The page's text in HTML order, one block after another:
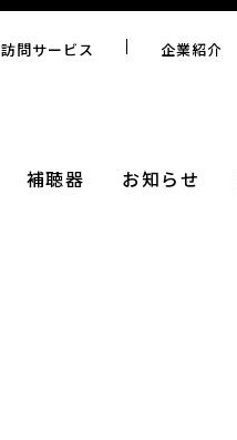
訪問サービス 企業紹介
補聴器 お知らせ